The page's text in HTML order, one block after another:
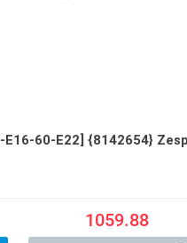
E16-60-E22] {8142654}
1059.88